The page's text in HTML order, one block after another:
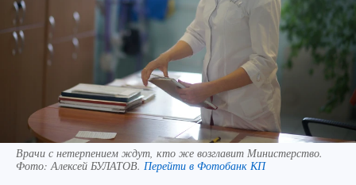
Врачи с нетерпением ждут, кто же возглавит Министерство.
Фото:Алексей БУЛАТОВ. Перейти в Фотобанк КП